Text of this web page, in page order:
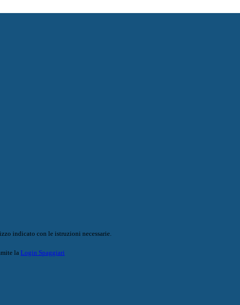
indicato con le istruzioni necessarie.
la Login Spaggiari